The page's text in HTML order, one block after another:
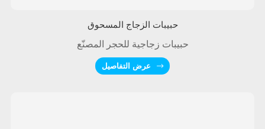
حبيبات الزجاج المسحوق
حبيبات زجاجية للحجر المصنّع
عرض التفاصيل